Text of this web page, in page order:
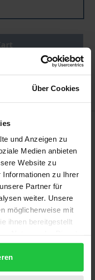
Über Cookies
und Anzeigen zu
Medien anbieten
Website zu
Informationen zu Ihrer
Partner für
weiter. Unsere
möglicherweise mit
ihnen bereitgestellt
und GmbH-Recht
über die
als
Personen
die Wissenschaft
in
durch
Normengefüge im